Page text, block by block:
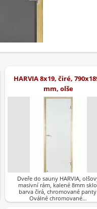
HARVIA 8x19, čiré,
mm, olše
Dveře do sauny HARVIA,
masivní rám, kalené 8mm
barva čirá, chromované
Oválné chromované…